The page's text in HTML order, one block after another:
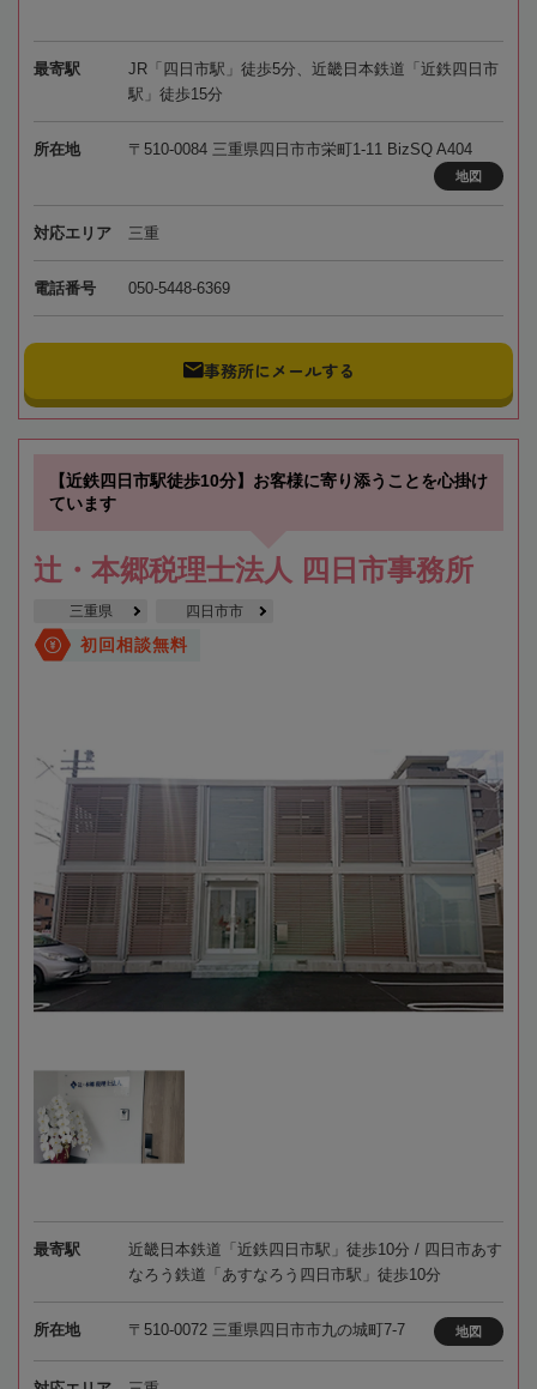
最寄駅
JR「四日市駅」徒歩5分、近畿日本鉄道「近鉄四日市
駅」徒歩15分
所在地 〒510-0084 三重県四日市市栄町1-11 BizSQ A404
地図
対応エリア 三重
電話番号 050-5448-6369
事務所にメールする
【近鉄四日市駅徒歩10分】お客様に寄り添うことを心掛け
ています
辻・本郷税理士法人 四日市事務所
三重県 四日市市
初回相談無料
最寄駅
近畿日本鉄道「近鉄四日市駅」徒歩10分 / 四日市あす
なろう鉄道「あすなろう四日市駅」徒歩10分
所在地 〒510-0072 三重県四日市市九の城町7-7 地図